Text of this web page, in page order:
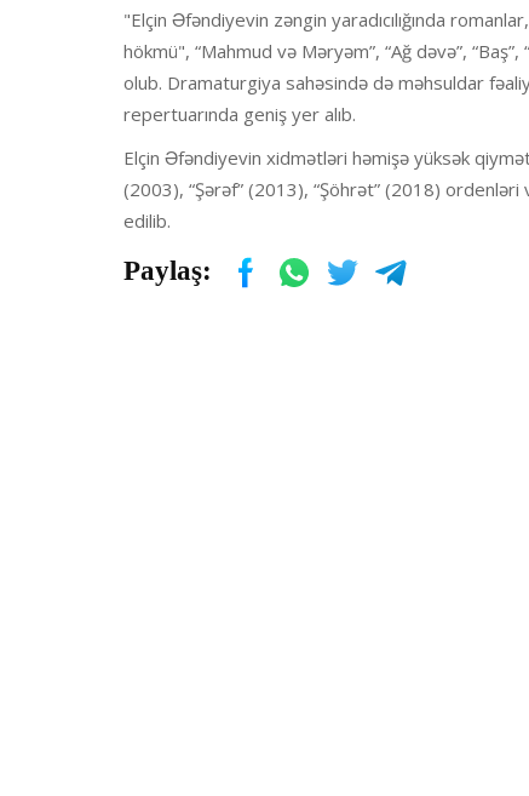
"Elçin Əfəndiyevin zəngin yaradıcılığında
hökmü", “Mahmud və Məryəm”, “Ağ dəvə”,
olub. Dramaturgiya sahəsində də məhsuldar
repertuarında geniş yer alıb.
Elçin Əfəndiyevin xidmətləri həmişə yüksək
(2003), “Şərəf” (2013), “Şöhrət” (2018)
edilib.
Paylaş: